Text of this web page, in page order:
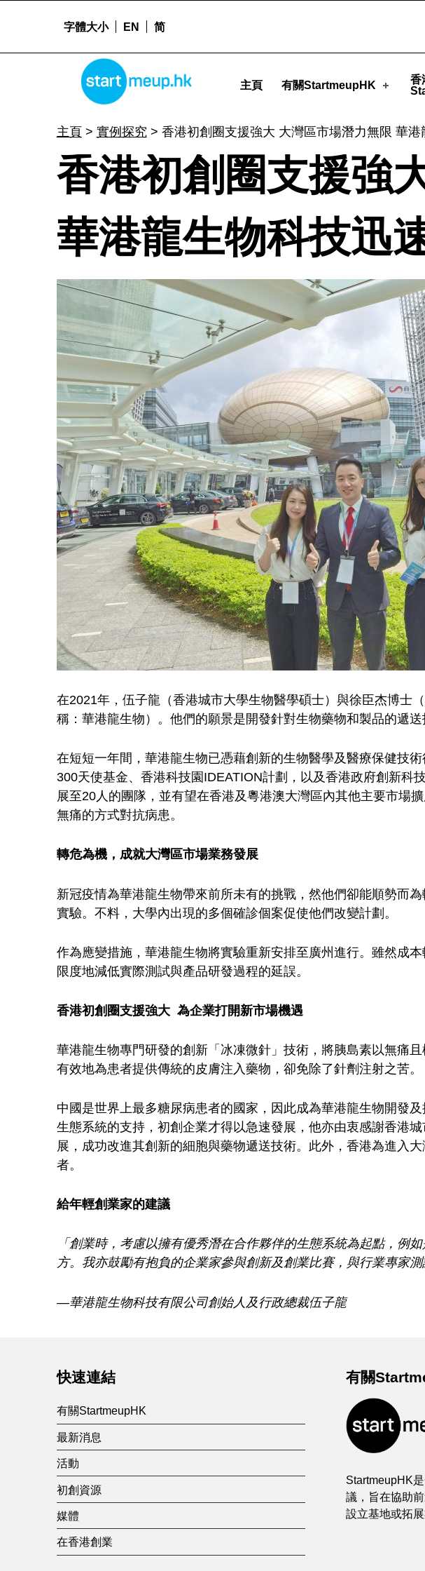
香港初創圈支援強大 大灣區市場潛力無限 華港龍生物科技迅速發展 - StartmeupHK
STARTMEUPHK
主頁 有關StartmeupHK
香
字體大小 EN 简
主頁> 實例探究 > 香港初創圈支援強大 大灣區市場潛力無限 華
香
港
初
創
圈
支
援
強
大
大
灣
區
市
場
潛
力
無
限
華
港
龍
生
物
科
技
迅
速
發
香港初創圈支援強
華港龍生物科技迅
在2021年，伍子龍（香港城市大學生物醫學碩士）與徐臣杰博士
稱：華港龍生物）。他們的願景是開發針對生物藥物和製品的遞
在短短一年間，華港龍生物已憑藉創新的生物醫學及醫療保健技
300天使基金、香港科技園IDEATION計劃，以及香港政府創新科
展至20人的團隊，並有望在香港及粵港澳大灣區內其他主要市場
無痛的方式對抗病患。
轉危為機，成就大灣區市場業務發展
新冠疫情為華港龍生物帶來前所未有的挑戰，然他們卻能順勢而
實驗。不料，大學內出現的多個確診個案促使他們改變計劃。
作為應變措施，華港龍生物將實驗重新安排至廣州進行。雖然成
限度地減低實際測試與產品研發過程的延誤。
香港初創圈支援強大 為企業打開新市場機遇
華港龍生物專門研發的創新「冰凍微針」技術，將胰島素以無痛
有效地為患者提供傳統的皮膚注入藥物，卻免除了針劑注射之苦。
中國是世界上最多糖尿病患者的國家，因此成為華港龍生物開發
生態系統的支持，初創企業才得以急速發展，他亦由衷感謝香港
展，成功改進其創新的細胞與藥物遞送技術。此外，香港為進入
者。
給年輕創業家的建議
「創業時，考慮以擁有優秀潛在合作夥伴的生態系統為起點，例
方。我亦鼓勵有抱負的企業家參與創新及創業比賽，與行業專家
—華港龍生物科技有限公司創始人及行政總裁伍子龍
快速連結
有關StartmeupHK
最新消息
活動
初創資源
媒體
在香港創業
有關
StartmeupHK
議，旨在協助
設立基地或拓展